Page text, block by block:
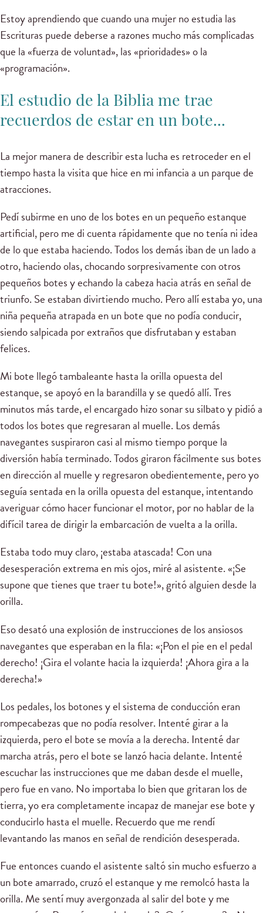
Estoy aprendiendo que cuando una mujer no estudia las
Escrituras puede deberse a razones mucho más complicadas
que la «fuerza de voluntad», las «prioridades» o la
«programación».
El estudio de la Biblia me trae
recuerdos de estar en un bote...
La mejor manera de describir esta lucha es retroceder en el
tiempo hasta la visita que hice en mi infancia a un parque de
atracciones.
Pedí subirme en uno de los botes en un pequeño estanque
artificial, pero me di cuenta rápidamente que no tenía ni idea
de lo que estaba haciendo. Todos los demás iban de un lado a
otro, haciendo olas, chocando sorpresivamente con otros
pequeños botes y echando la cabeza hacia atrás en señal de
triunfo. Se estaban divirtiendo mucho. Pero allí estaba yo, una
niña pequeña atrapada en un bote que no podía conducir,
siendo salpicada por extraños que disfrutaban y estaban
felices.
Mi bote llegó tambaleante hasta la orilla opuesta del
estanque, se apoyó en la barandilla y se quedó allí. Tres
minutos más tarde, el encargado hizo sonar su silbato y pidió a
todos los botes que regresaran al muelle. Los demás
navegantes suspiraron casi al mismo tiempo porque la
diversión había terminado. Todos giraron fácilmente sus botes
en dirección al muelle y regresaron obedientemente, pero yo
seguía sentada en la orilla opuesta del estanque, intentando
averiguar cómo hacer funcionar el motor, por no hablar de la
difícil tarea de dirigir la embarcación de vuelta a la orilla.
Estaba todo muy claro, ¡estaba atascada! Con una
desesperación extrema en mis ojos, miré al asistente. «¡Se
supone que tienes que traer tu bote!», gritó alguien desde la
orilla.
Eso desató una explosión de instrucciones de los ansiosos
navegantes que esperaban en la fila: «¡Pon el pie en el pedal
derecho! ¡Gira el volante hacia la izquierda! ¡Ahora gira a la
derecha!»
Los pedales, los botones y el sistema de conducción eran
rompecabezas que no podía resolver. Intenté girar a la
izquierda, pero el bote se movía a la derecha. Intenté dar
marcha atrás, pero el bote se lanzó hacia delante. Intenté
escuchar las instrucciones que me daban desde el muelle,
pero fue en vano. No importaba lo bien que gritaran los de
tierra, yo era completamente incapaz de manejar ese bote y
conducirlo hasta el muelle. Recuerdo que me rendí
levantando las manos en señal de rendición desesperada.
Fue entonces cuando el asistente saltó sin mucho esfuerzo a
un bote amarrado, cruzó el estanque y me remolcó hasta la
orilla. Me sentí muy avergonzada al salir del bote y me